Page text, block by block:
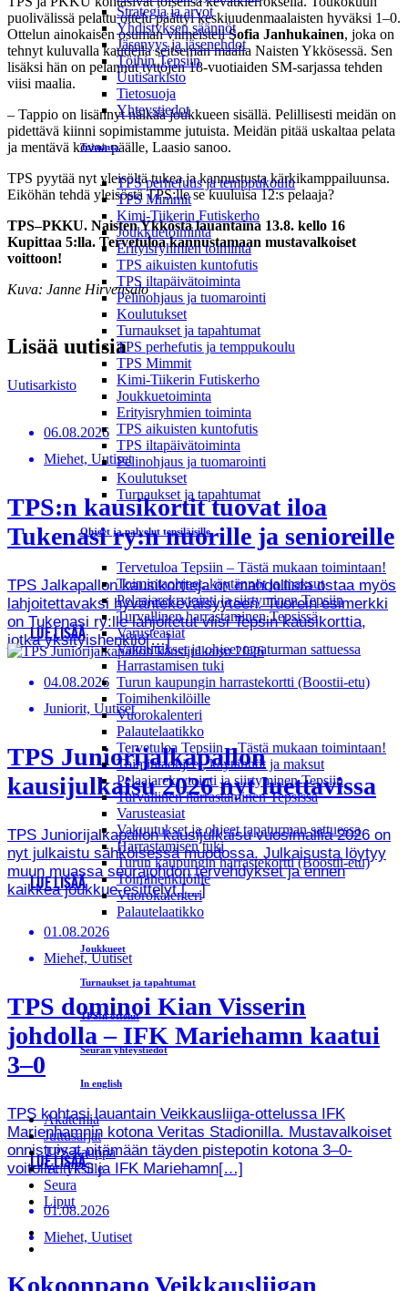
Strategia ja arvot
Yhdistyksen säännöt
Jäsenyys ja jäsenehdot
Töihin Tepsiin
Uutisarkisto
Tietosuoja
Yhteystiedot
Toiminta
TPS perhefutis ja temppukoulu
TPS Mimmit
Kimi-Tiikerin Futiskerho
Joukkuetoiminta
Erityisryhmien toiminta
TPS aikuisten kuntofutis
TPS iltapäivätoiminta
Pelinohjaus ja tuomarointi
Koulutukset
Turnaukset ja tapahtumat
TPS perhefutis ja temppukoulu
TPS Mimmit
Kimi-Tiikerin Futiskerho
Joukkuetoiminta
Erityisryhmien toiminta
TPS aikuisten kuntofutis
TPS iltapäivätoiminta
Pelinohjaus ja tuomarointi
Koulutukset
Turnaukset ja tapahtumat
Ohjeet ja palvelut tepsiläisille
Tervetuloa Tepsiin – Tästä mukaan toimintaan!
Toimintaohjeet, käytännöt ja maksut
Pelaajarekrytointi ja siirtyminen Tepsiin
Turvallinen harrastaminen Tepsissä
Varusteasiat
Vakuutukset ja ohjeet tapaturman sattuessa
Harrastamisen tuki
Turun kaupungin harrastekortti (Boostii-etu)
Toimihenkilöille
Vuorokalenteri
Palautelaatikko
Tervetuloa Tepsiin – Tästä mukaan toimintaan!
Toimintaohjeet, käytännöt ja maksut
Pelaajarekrytointi ja siirtyminen Tepsiin
Turvallinen harrastaminen Tepsissä
Varusteasiat
Vakuutukset ja ohjeet tapaturman sattuessa
Harrastamisen tuki
Turun kaupungin harrastekortti (Boostii-etu)
Toimihenkilöille
Vuorokalenteri
Palautelaatikko
Joukkueet
Turnaukset ja tapahtumat
TPS:n ottelut
Seuran yhteystiedot
In english
Akatemia
Juttusarjat
TPS-kauppa
Yrityksille
Seura
Liput
puolivälissä pelattu ottelu päättyi keskiuudenmaalaisten hyväksi 1–0.
Ottelun ainokaisen osuman viimeisteliSofia Janhukainen, joka on
tehnyt kuluvalla kaudella seitsemän maalia Naisten Ykkösessä. Sen
lisäksi hän on pelannut tyttöjen 18-vuotiaiden SM-sarjassa tehden
viisi maalia.
– Tappio on lisännyt nälkää joukkueen sisällä. Pelillisesti meidän on
pidettävä kiinni sopimistamme jutuista. Meidän pitää uskaltaa pelata
ja mentävä kovaa päälle, Laasio sanoo.
TPS pyytää nyt yleisöltä tukea ja kannustusta kärkikamppailuunsa.
Eiköhän tehdä yleisöstä TPS:lle se kuuluisa 12:s pelaaja?
TPS–PKKU. Naisten Ykköstä lauantaina 13.8. kello 16
Kupittaa 5:lla. Tervetuloa kannustamaan mustavalkoiset
voittoon!
Kuva: Janne Hirvensalo
Lisää uutisia
Uutisarkisto
06.08.2026
Miehet, Uutiset
TPS:n kausikortit tuovat iloa
Tukenasi ry:n nuorille ja senioreille
TPS Jalkapallon kausikortteja on mahdollista ostaa myös
lahjoitettavaksi hyväntekeväisyyteen. Tuorein esimerkki
on Tukenasi ry:lle lahjoitetut viisi Tepsin kausikorttia,
jotka yksityishenkilö[…]
LUE LISÄÄ
04.08.2026
Juniorit, Uutiset
TPS Juniorijalkapallon
kausijulkaisu 2026 nyt luettavissa
TPS Juniorijalkapallon kausijulkaisu vuosimallia 2026 on
nyt julkaistu sähköisessä muodossa. Julkaisusta löytyy
muun muassa seurajohdon tervehdykset ja ennen
kaikkea joukkue-esittelyt.[…]
LUE LISÄÄ
01.08.2026
Miehet, Uutiset
TPS dominoi Kian Visserin
johdolla – IFK Mariehamn kaatui
3–0
TPS kohtasi lauantain Veikkausliiga-ottelussa IFK
Marienhamnin kotona Veritas Stadionilla. Mustavalkoiset
onnistuivat pitämään täyden pistepotin kotona 3–0-
voitolla. TPS ja IFK Mariehamn[…]
LUE LISÄÄ
01.08.2026
Miehet, Uutiset
Kokoonpano Veikkausliigan